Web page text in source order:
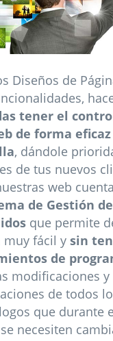
Diseños de
tener el
de forma eficaz
, dándole
de tus nuevos
web
de Gestión de
que permite
muy fácil y sin
de
modificaciones y
de todos
que durante
necesiten